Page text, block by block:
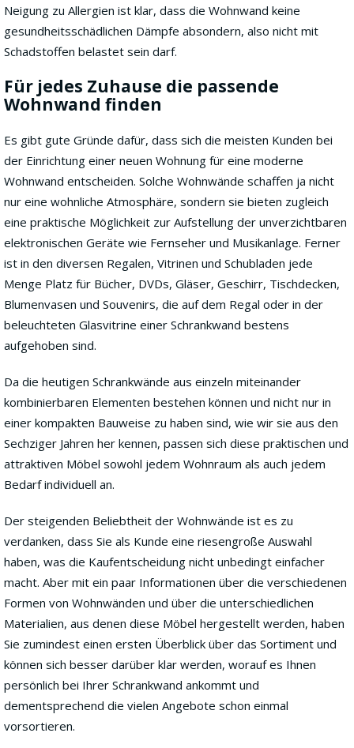
Neigung zu Allergien ist klar, dass die Wohnwand keine
gesundheitsschädlichen Dämpfe absondern, also nicht mit
Schadstoffen belastet sein darf.
Für jedes Zuhause die passende
Wohnwand finden
Es gibt gute Gründe dafür, dass sich die meisten Kunden bei
der Einrichtung einer neuen Wohnung für eine moderne
Wohnwand entscheiden. Solche Wohnwände schaffen ja nicht
nur eine wohnliche Atmosphäre, sondern sie bieten zugleich
eine praktische Möglichkeit zur Aufstellung der unverzichtbaren
elektronischen Geräte wie Fernseher und Musikanlage. Ferner
ist in den diversen Regalen, Vitrinen und Schubladen jede
Menge Platz für Bücher, DVDs, Gläser, Geschirr, Tischdecken,
Blumenvasen und Souvenirs, die auf dem Regal oder in der
beleuchteten Glasvitrine einer Schrankwand bestens
aufgehoben sind.
Da die heutigen Schrankwände aus einzeln miteinander
kombinierbaren Elementen bestehen können und nicht nur in
einer kompakten Bauweise zu haben sind, wie wir sie aus den
Sechziger Jahren her kennen, passen sich diese praktischen und
attraktiven Möbel sowohl jedem Wohnraum als auch jedem
Bedarf individuell an.
Der steigenden Beliebtheit der Wohnwände ist es zu
verdanken, dass Sie als Kunde eine riesengroße Auswahl
haben, was die Kaufentscheidung nicht unbedingt einfacher
macht. Aber mit ein paar Informationen über die verschiedenen
Formen von Wohnwänden und über die unterschiedlichen
Materialien, aus denen diese Möbel hergestellt werden, haben
Sie zumindest einen ersten Überblick über das Sortiment und
können sich besser darüber klar werden, worauf es Ihnen
persönlich bei Ihrer Schrankwand ankommt und
dementsprechend die vielen Angebote schon einmal
vorsortieren.